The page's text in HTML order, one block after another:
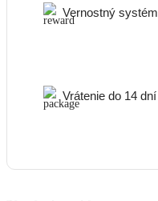
Vernostný systém
Vrátenie do 14 dní